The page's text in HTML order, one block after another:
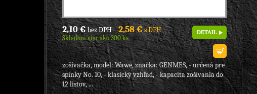
2,10 €bez DPH 2,58 €s DPH
Skladom viac ako 300 ks
DETAIL
zošívačka, model: Wawe, značka: GENMES, - určená pre
spinky No. 10, - klasický vzhľad, - kapacita zošívania do
12 listov, ...